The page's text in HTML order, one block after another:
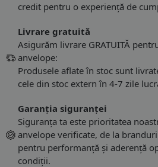
credit pentru o experiență de
Livrare gratuită
Asigurăm livrare GRATUITĂ
anvelope:
Produsele aflate în stoc sunt
cele din stoc extern în 4-7 zile
Garanția siguranței
Siguranța ta este prioritatea
anvelope verificate, de la
pentru performanță și aderență
condiții.